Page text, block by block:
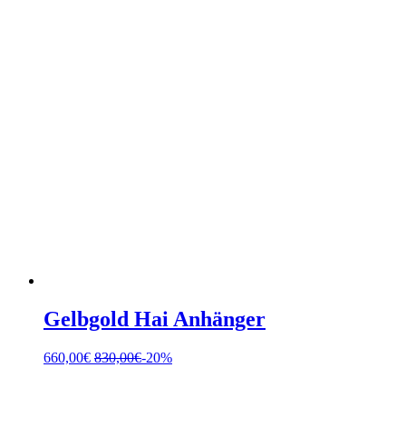
Gelbgold Hai Anhänger
660,00€ 830,00€-20%